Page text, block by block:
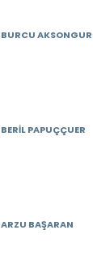
BURCU AKSONGUR
BERİL PAPUÇÇUER
ARZU BAŞARAN